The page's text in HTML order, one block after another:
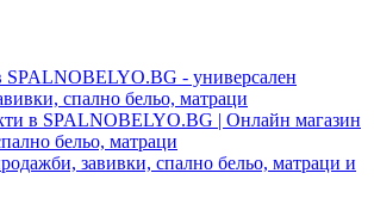
SPALNOBELYO.BG - универсален
спално бельо, матраци
в SPALNOBELYO.BG | Онлайн магазин
бельо, матраци
завивки, спално бельо, матраци и